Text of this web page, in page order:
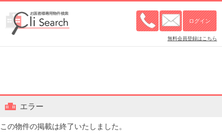
無料会員登録はこちら
エラー
この物件の掲載は終了いたしました。